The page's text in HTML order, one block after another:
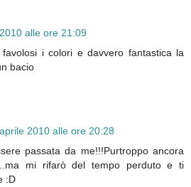
alle ore 21:09
i colori e davvero fantastica la
bacio
2010 alle ore 20:28
passata da me!!!Purtroppo ancora
mi rifarò del tempo perduto e ti
:D